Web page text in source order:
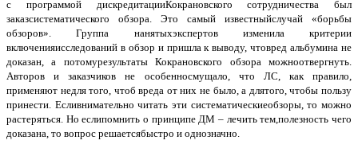
с программой дискредитацииКокрановского сотрудничества был
заказсистематического обзора. Это самый известныйслучай «борьбы
обзоров». Группа нанятыхэкспертов изменила критерии
включенияисследований в обзор и пришла к выводу, чтовред альбумина не
доказан, а потомурезультаты Кокрановского обзора можноотвергнуть.
Авторов и заказчиков не особенносмущало, что ЛС, как правило,
применяют недля того, чтоб вреда от них не было, а длятого, чтобы пользу
принести. Есливнимательно читать эти систематическиеобзоры, то можно
растеряться. Но еслипомнить о принципе ДМ – лечить тем,полезность чего
доказана, то вопрос решаетсябыстро и однозначно.